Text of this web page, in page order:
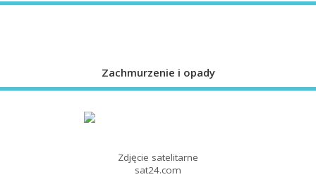
Zachmurzenie i opady
Zdjęcie satelitarne
sat24.com